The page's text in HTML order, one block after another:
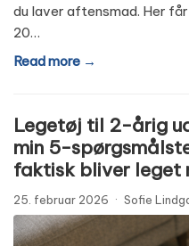
du laver aftensmad. Her
20…
Read more →
Legetøj til 2-årig
min 5-
faktisk bliver leget
25. februar 2026 · Sofie